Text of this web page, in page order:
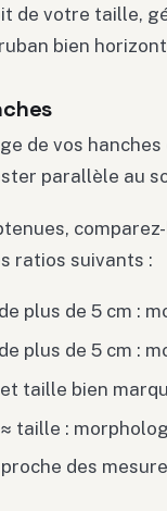
de votre taille,
bien
de vos
parallèle au
ratios suivants :
plus de 5 cm :
plus de 5 cm :
taille bien
taille :
des